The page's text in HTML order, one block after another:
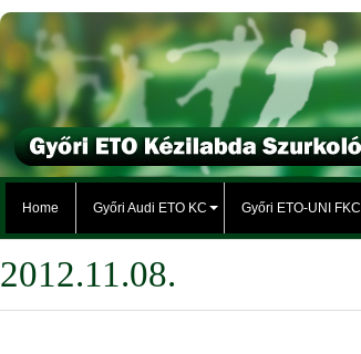
Home Győri Audi ETO KC Győri ETO-UNI FKC
2012.11.08.